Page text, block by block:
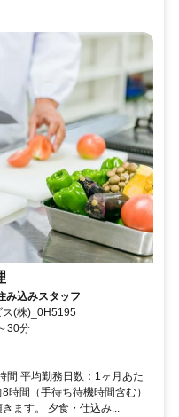
み込みスタッフ
ス(株)_0H5195
30分
間 平均勤務日数：1ヶ月あた
時間（手待ち待機時間含む）
ます。 夕食・仕込み...